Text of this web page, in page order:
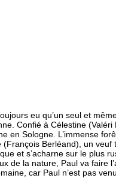
eu qu’un seul et
Confié à Célestine
en Sologne. L’immense
Berléand), un veuf
et s’acharne sur le plus
de la nature, Paul va faire
car Paul n’est pas